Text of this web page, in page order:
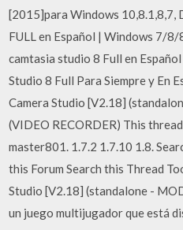
[2015]para Windows 10,8.1,8,7,
FULL en Español | Windows 7/
camtasia studio 8 Full en
Studio 8 Full Para Siempre y En
Camera Studio [V2.18]
(VIDEO RECORDER) This
master801. 1.7.2 1.7.10 1.8.
this Forum Search this Thread
Studio [V2.18] (standalone -
un juego multijugador que está